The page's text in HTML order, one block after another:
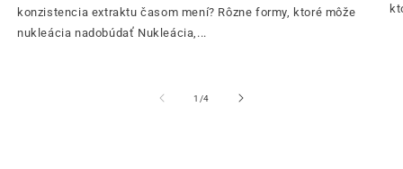
konzistencia extraktu časom mení? Rôzne formy, ktoré môže
nukleácia nadobúdať Nukleácia,...
1 /z4